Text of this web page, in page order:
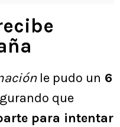
le pudo un 6
que
para intentar